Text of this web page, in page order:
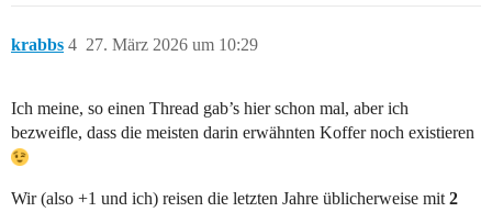
krabbs 27. März 2026 um 10:29
4
Ich meine, so einen Thread gab’s hier schon mal, aber ich
bezweifle, dass die meisten darin erwähnten Koffer noch existieren
Wir (also +1 und ich) reisen die letzten Jahre üblicherweise mit 2